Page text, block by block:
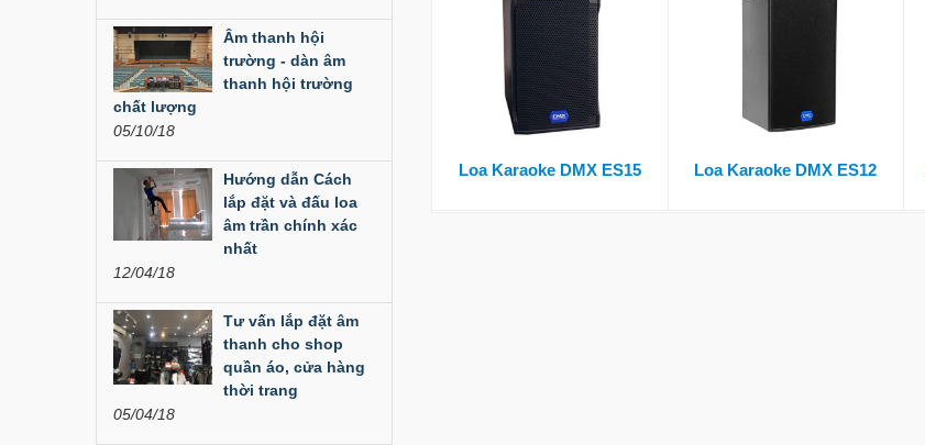
Liên hệ
Đèn Moving Beam
350W
Đèn Moving Beam 230
Plus
Liên hệ
Liên hệ
Cục đẩy công suất
Âm thanh hội
trường - dàn âm
thanh hội trường
chất lượng
05/10/18
Hướng dẫn Cách
lắp đặt và đấu loa
âm trần chính xác
nhất
12/04/18
Tư vấn lắp đặt âm
thanh cho shop
quần áo, cửa hàng
thời trang
05/04/18
Loa Karaoke DMX ES15 Loa Karaoke DMX ES12